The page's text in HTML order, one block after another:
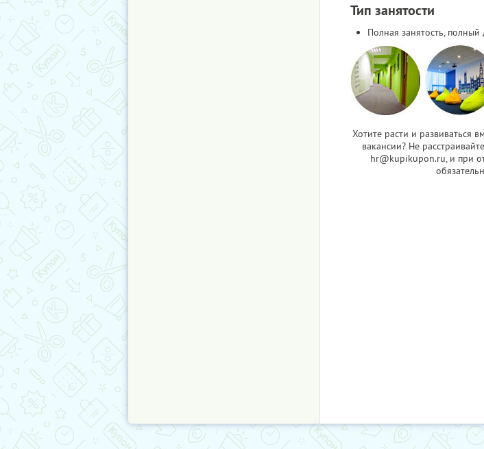
Тип занятости
Полная занятость, полный
Хотите расти и развиваться
вакансии? Не
hr@kupikupon.ru, и при